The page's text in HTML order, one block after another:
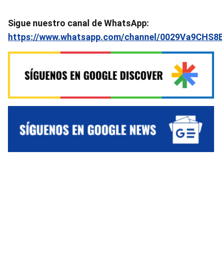
Sigue nuestro canal de WhatsApp:
https://www.whatsapp.com/channel/